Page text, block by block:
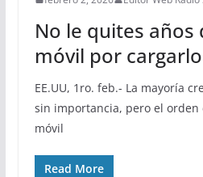
No le quites años
móvil por
EE.UU, 1ro. feb.- La mayoría
sin importancia, pero el orden
móvil
Read More